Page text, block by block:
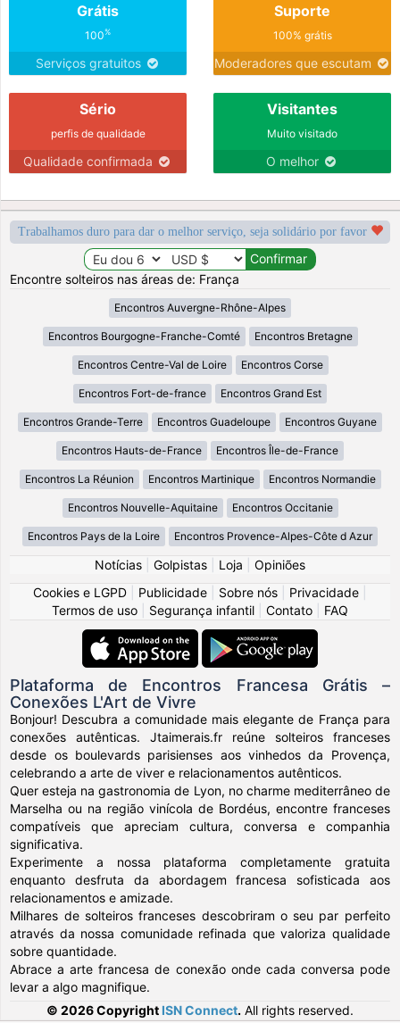
Grátis
100%
Serviços gratuitos
Suporte
100% grátis
Moderadores que escutam
Sério
perfis de qualidade
Qualidade confirmada
Visitantes
Muito visitado
O melhor
Trabalhamos duro para dar o melhor serviço, seja solidário por favor
Encontre solteiros nas áreas de: França
Encontros Auvergne-Rhône-Alpes
Encontros Bourgogne-Franche-Comté Encontros Bretagne
Encontros Centre-Val de Loire Encontros Corse
Encontros Fort-de-france Encontros Grand Est
Encontros Grande-Terre Encontros Guadeloupe Encontros Guyane
Encontros Hauts-de-France Encontros Île-de-France
Encontros La Réunion Encontros Martinique Encontros Normandie
Encontros Nouvelle-Aquitaine Encontros Occitanie
Encontros Pays de la Loire Encontros Provence-Alpes-Côte d Azur
Notícias Golpistas Loja
Opiniões
Cookies e LGPD
Publicidade Sobre nós Privacidade
Termos de uso
Segurança infantil Contato FAQ
Plataforma de Encontros Francesa Grátis –
Conexões L'Art de Vivre
Bonjour! Descubra a comunidade mais elegante de França para
conexões autênticas. Jtaimerais.fr reúne solteiros franceses
desde os boulevards parisienses aos vinhedos da Provença,
celebrando a arte de viver e relacionamentos autênticos.
Quer esteja na gastronomia de Lyon, no charme mediterrâneo de
Marselha ou na região vinícola de Bordéus, encontre franceses
compatíveis que apreciam cultura, conversa e companhia
significativa.
Experimente a nossa plataforma completamente gratuita
enquanto desfruta da abordagem francesa sofisticada aos
relacionamentos e amizade.
Milhares de solteiros franceses descobriram o seu par perfeito
através da nossa comunidade refinada que valoriza qualidade
sobre quantidade.
Abrace a arte francesa de conexão onde cada conversa pode
levar a algo magnifique.
© 2026 Copyright ISN Connect. All rights reserved.